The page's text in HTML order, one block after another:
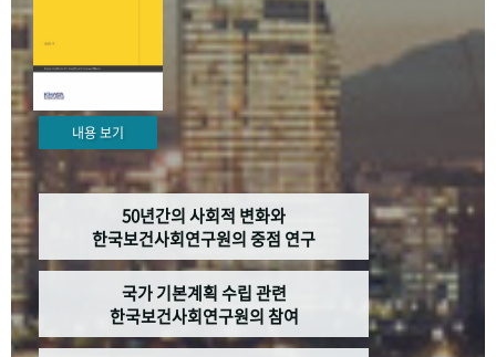
VR 역사관
내용 보기
50년간의 사회적 변화와
한국보건사회연구원의 중점 연구
국가 기본계획 수립 관련
한국보건사회연구원의 참여